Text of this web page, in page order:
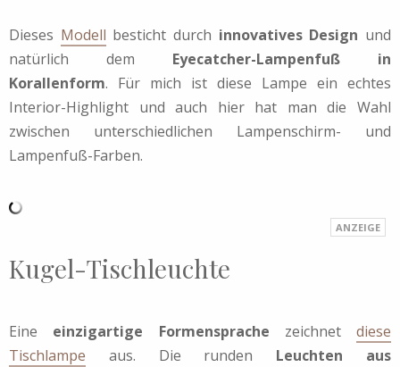
Dieses Modell besticht durch innovatives Design und
natürlich dem Eyecatcher-Lampenfuß in
Korallenform. Für mich ist diese Lampe ein echtes
Interior-Highlight und auch hier hat man die Wahl
zwischen unterschiedlichen Lampenschirm- und
Lampenfuß-Farben.
Kugel-Tischleuchte
Eine einzigartige Formensprache zeichnet diese
Tischlampe aus. Die runden Leuchten aus